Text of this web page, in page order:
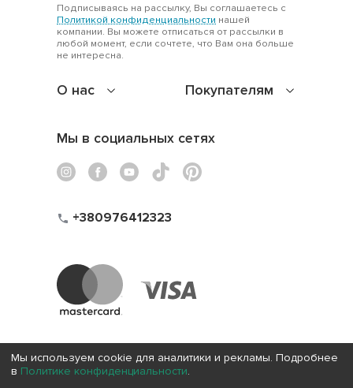
О нас Покупателям
Подписываясь на рассылку, Вы соглашаетесь с
Политикой конфиденциальности нашей
компании. Вы можете отписаться от рассылки в
любой момент, если сочтете, что Вам она больше
не интересна.
Мы в социальных сетях
+380976412323
Мы используем cookie для аналитики и рекламы. Подробнее
в Политике конфиденциальности.